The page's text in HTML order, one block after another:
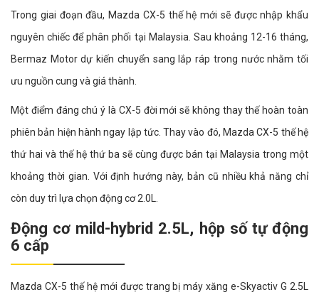
Trong giai đoạn đầu, Mazda CX-5 thế hệ mới sẽ được nhập khẩu
nguyên chiếc để phân phối tại Malaysia. Sau khoảng 12-16 tháng,
Bermaz Motor dự kiến chuyển sang lắp ráp trong nước nhằm tối
ưu nguồn cung và giá thành.
Một điểm đáng chú ý là CX-5 đời mới sẽ không thay thế hoàn toàn
phiên bản hiện hành ngay lập tức. Thay vào đó, Mazda CX-5 thế hệ
thứ hai và thế hệ thứ ba sẽ cùng được bán tại Malaysia trong một
khoảng thời gian. Với định hướng này, bản cũ nhiều khả năng chỉ
còn duy trì lựa chọn động cơ 2.0L.
Động cơ mild-hybrid 2.5L, hộp số tự động
6 cấp
Mazda CX-5 thế hệ mới được trang bị máy xăng e-Skyactiv G 2.5L